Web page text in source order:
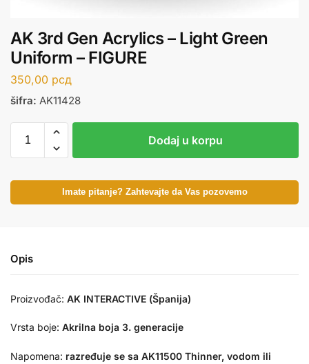
AK 3rd Gen Acrylics – Light Green
Uniform – FIGURE
350,00 рсд
šifra: AK11428
Dodaj u korpu
Imate pitanje? Zahtevajte da Vas pozovemo
Opis
Proizvođač: AK INTERACTIVE (Španija)
Vrsta boje: Akrilna boja 3. generacije
Napomena: razređuje se sa AK11500 Thinner, vodom ili